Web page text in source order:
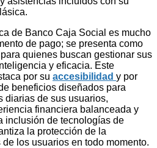
de Banco Caja Social es mucho
de pago; se presenta como
quienes buscan gestionar sus
y eficacia. Este
por su accesibilidad y por
beneficios diseñados para
diarias de sus usuarios,
financiera balanceada y
inclusión de tecnologías de
la protección de la
los usuarios en todo momento.